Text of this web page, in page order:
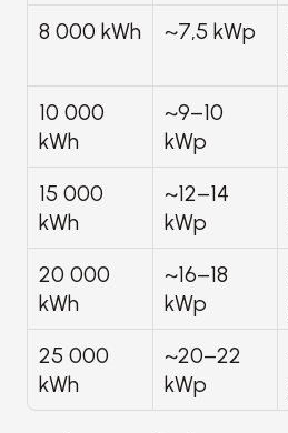
8 000 kWh ~7,5 kWp
10 000
kWh
~9–10
kWp
15 000
kWh
~12–14
kWp
20 000
kWh
~16–18
kWp
25 000
kWh
~20–22
kWp